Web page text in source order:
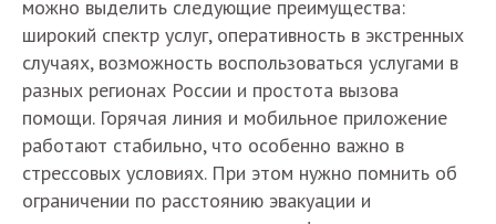
можно выделить следующие преимущества:
широкий спектр услуг, оперативность в экстренных
случаях, возможность воспользоваться услугами в
разных регионах России и простота вызова
помощи. Горячая линия и мобильное приложение
работают стабильно, что особенно важно в
стрессовых условиях. При этом нужно помнить об
ограничении по расстоянию эвакуации и